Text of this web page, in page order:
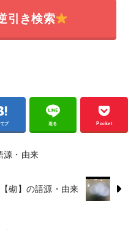
引き検索
ブ 送る Pocket
源・由来
砌】の語源・由来